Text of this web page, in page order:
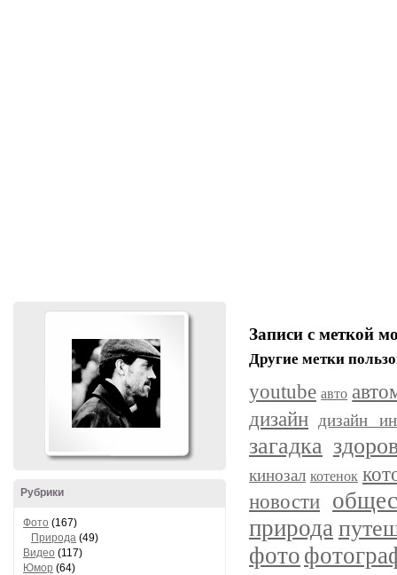
Рубрики
Фото (167)
Природа (49)
Видео (117)
Юмор (64)
Записи с меткой
Другие метки
youtube авто
дизайн дизайн
загадка
кинозал котенок
новости
природа
фото